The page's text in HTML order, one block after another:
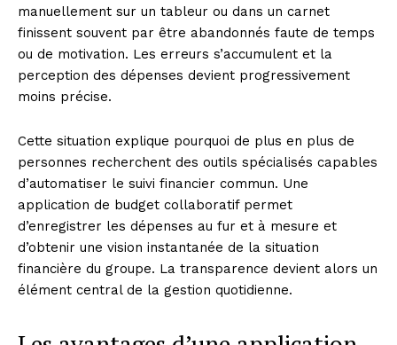
manuellement sur un tableur ou dans un carnet
finissent souvent par être abandonnés faute de temps
ou de motivation. Les erreurs s’accumulent et la
perception des dépenses devient progressivement
moins précise.
Cette situation explique pourquoi de plus en plus de
personnes recherchent des outils spécialisés capables
d’automatiser le suivi financier commun. Une
application de budget collaboratif permet
d’enregistrer les dépenses au fur et à mesure et
d’obtenir une vision instantanée de la situation
financière du groupe. La transparence devient alors un
élément central de la gestion quotidienne.